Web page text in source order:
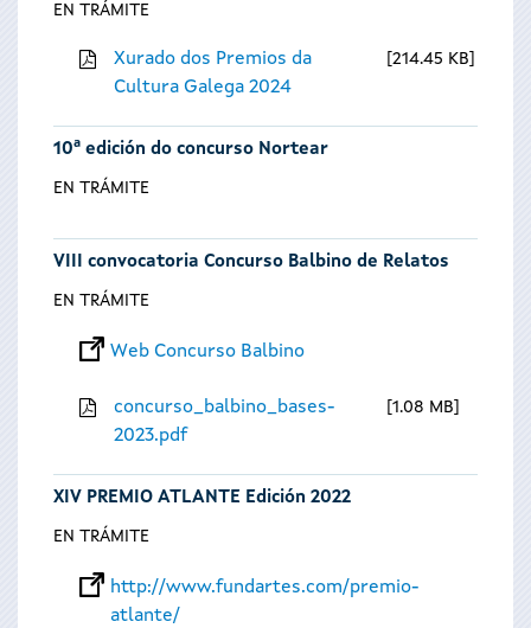
EN TRÁMITE
Xurado dos Premios da
Cultura Galega 2024
214.45 KB
10ª edición do concurso Nortear
EN TRÁMITE
VIII convocatoria Concurso Balbino de Relatos
EN TRÁMITE
Web Concurso Balbino
concurso_balbino_bases-
2023.pdf
1.08 MB
XIV PREMIO ATLANTE Edición 2022
EN TRÁMITE
http://www.fundartes.com/premio-
atlante/